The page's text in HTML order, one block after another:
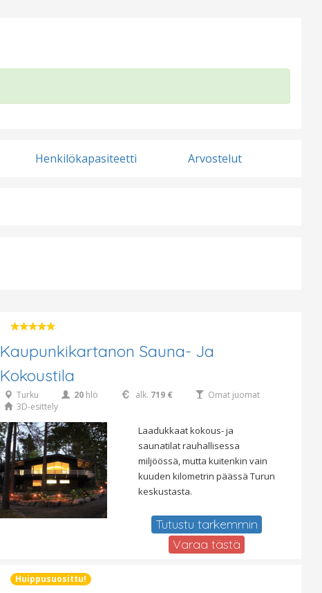
Henkilökapasiteetti Arvostelut
Kaupunkikartanon Sauna- Ja
Kokoustila
Turku 20 hlö alk. 719 €
Omat juomat
3D-esittely
Laadukkaat kokous- ja
saunatilat rauhallisessa
miljöössä, mutta kuitenkin vain
kuuden kilometrin päässä Turun
keskustasta.
Tutustu tarkemmin
Varaa tästä
Huippusuosittu!